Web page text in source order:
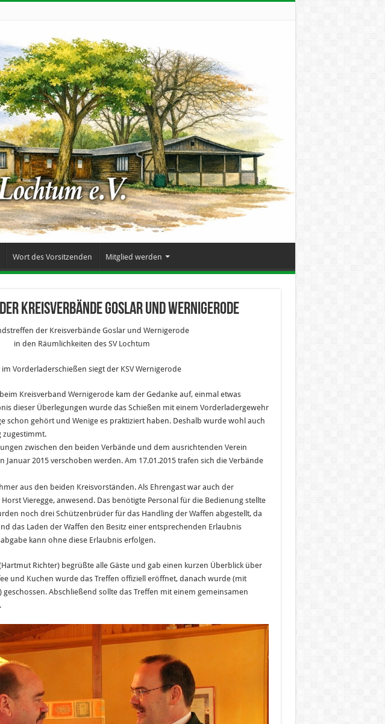
Wort des Vorsitzenden Mitglied werden
Kreisverbände Goslar und Wernigerode
der Kreisverbände Goslar und Wernigerode
in den Räumlichkeiten des SV Lochtum
im Vorderladerschießen siegt der KSV Wernigerode
Kreisverband Wernigerode kam der Gedanke auf, einmal etwas
dieser Überlegungen wurde das Schießen mit einem Vorderladergewehr
schon gehört und Wenige es praktiziert haben. Deshalb wurde wohl auch
zugestimmt.
zwischen den beiden Verbände und dem ausrichtenden Verein
Januar 2015 verschoben werden. Am 17.01.2015 trafen sich die Verbände
aus den beiden Kreisvorständen. Als Ehrengast war auch der
Vieregge, anwesend. Das benötigte Personal für die Bedienung stellte
noch drei Schützenbrüder für das Handling der Waffen abgestellt, da
das Laden der Waffen den Besitz einer entsprechenden Erlaubnis
kann ohne diese Erlaubnis erfolgen.
Richter) begrüßte alle Gäste und gab einen kurzen Überblick über
und Kuchen wurde das Treffen offiziell eröffnet, danach wurde (mit
Abschließend sollte das Treffen mit einem gemeinsamen